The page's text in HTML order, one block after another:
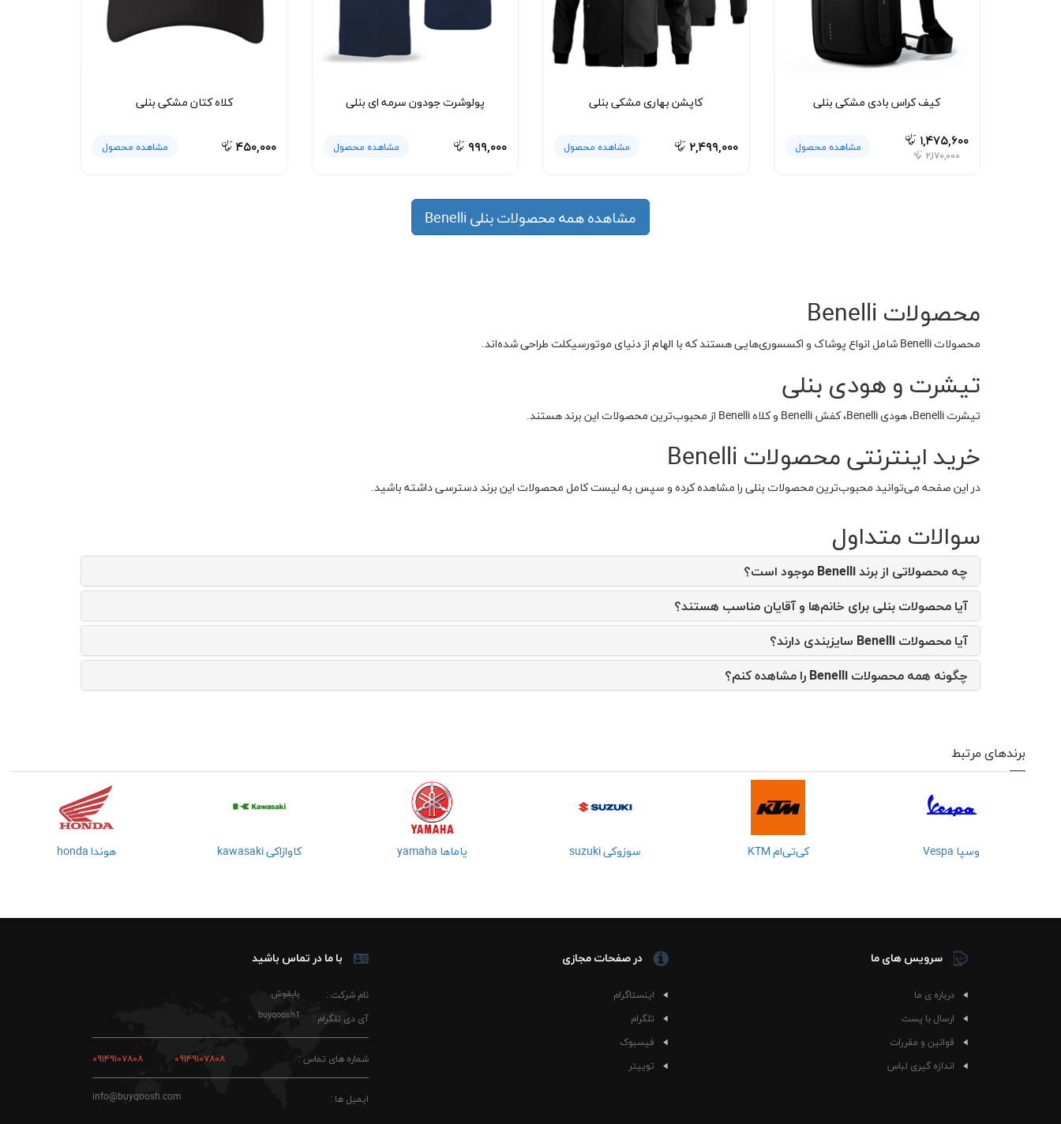
کلاه کتان مشکی بنلی
۴۵۰,۰۰۰ مشاهده محصول
پولوشرت جودون سرمه ای بنلی
۹۹۹,۰۰۰ مشاهده محصول
کاپشن بهاری مشکی بنلی
۲,۴۹۹,۰۰۰ مشاهده محصول
کیف کراس بادی مشکی بنلی
۱,۴۷۵,۶۰۰
۲,۱۷۰,۰۰۰
مشاهده محصول
مشاهده همه محصولات بنلی Benelli
محصولات Benelli
محصولات Benelli شامل انواع پوشاک و اکسسوری‌هایی هستند که با الهام از دنیای موتورسیکلت طراحی شده‌اند.
تیشرت و هودی بنلی
تیشرت Benelli، هودی Benelli، کفش Benelli و کلاه Benelli از محبوب‌ترین محصولات این برند هستند.
خرید اینترنتی محصولات Benelli
در این صفحه می‌توانید محبوب‌ترین محصولات بنلی را مشاهده کرده و سپس به لیست کامل محصولات این برند دسترسی داشته باشید.
سوالات متداول
چه محصولاتی از برند Benelli موجود است؟
آیا محصولات بنلی برای خانم‌ها و آقایان مناسب هستند؟
آیا محصولات Benelli سایزبندی دارند؟
چگونه همه محصولات Benelli را مشاهده کنم؟
برندهای مرتبط
هوندا honda کاوازاکی kawasaki یاماها yamaha سوزوکی suzuki کی‌تی‌ام KTM وسپا Vespa
سرویس های ما
درباره ی ما
ارسال با پست
قوانین و مقررات
اندازه گیری لباس
در صفحات مجازی
اینستاگرام
تلگرام
فیسبوک
توییتر
با ما در تماس باشید
نام شرکت :
آی دی تلگرام :
بایقوش
buyqoosh1
شماره های تماس : ۰۹۱۴۹۱۰۷۸۰۸ ۰۹۱۴۹۱۰۷۸۰۸
ایمیل ها : info@buyqoosh.com